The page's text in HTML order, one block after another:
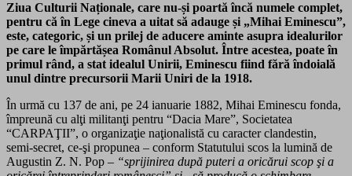
Ziua Culturii Naționale, care nu-și poartă încă numele complet,
pentru că în Lege cineva a uitat să adauge și „Mihai Eminescu”,
este, categoric, și un prilej de aducere aminte asupra idealurilor
pe care le împărtășea Românul Absolut. Între acestea, poate în
primul rând, a stat idealul Unirii, Eminescu fiind fără îndoială
unul dintre precursorii Marii Uniri de la 1918.
În urmă cu 137 de ani, pe 24 ianuarie 1882, Mihai Eminescu fonda,
împreună cu alţi militanţi pentru “Dacia Mare”, Societatea
“CARPAŢII”, o organizaţie naţionalistă cu caracterclandestin,
semi-secret, ce-şi propunea – conform Statutului scos la lumină de
Augustin Z. N. Pop – “sprijinirea după puteri a oricărui scop şi a